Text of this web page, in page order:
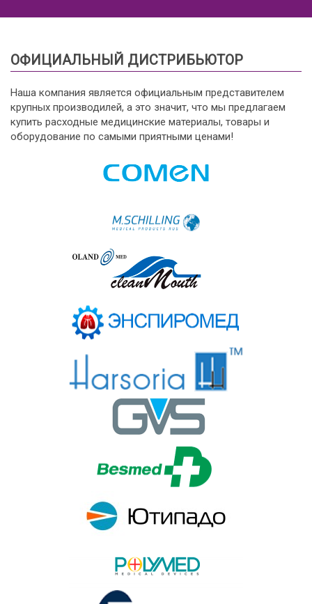
ОФИЦИАЛЬНЫЙ ДИСТРИБЬЮТОР
Наша компания является официальным представителем
крупных производилей, а это значит, что мы предлагаем
купить расходные медицинские материалы, товары и
оборудование по самыми приятными ценами!